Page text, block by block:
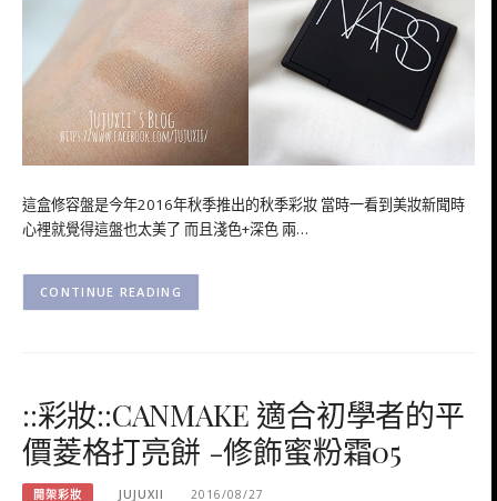
這盒修容盤是今年2016年秋季推出的秋季彩妝 當時一看到美妝新聞時
心裡就覺得這盤也太美了 而且淺色+深色 兩…
CONTINUE READING
::彩妝::CANMAKE 適合初學者的平
價菱格打亮餅 -修飾蜜粉霜05
開架彩妝 JUJUXII 2016/08/27